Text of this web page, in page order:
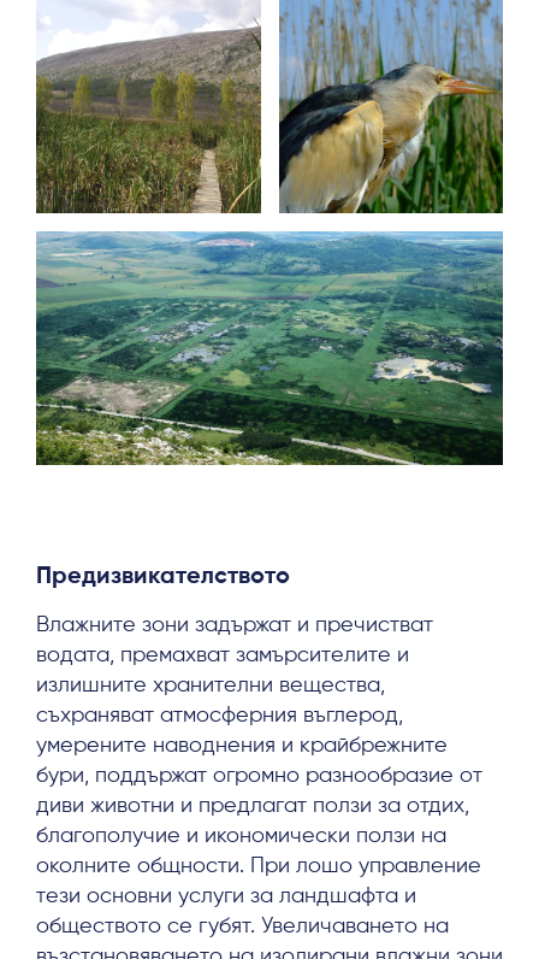
Предизвикателството
Влажните зони задържат и пречистват
водата, премахват замърсителите и
излишните хранителни вещества,
съхраняват атмосферния въглерод,
умерените наводнения и крайбрежните
бури, поддържат огромно разнообразие от
диви животни и предлагат ползи за отдих,
благополучие и икономически ползи на
околните общности. При лошо управление
тези основни услуги за ландшафта и
обществото се губят. Увеличаването на